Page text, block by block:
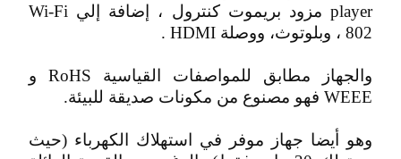
player مزود بريموت كنترول ، إضافة إلي Wi-Fi
802 ، وبلوتوث، ووصلة HDMI .
والجهاز مطابق للمواصفات القياسية RoHS و
WEEE فهو مصنوع من مكونات صديقة للبيئة.
وهو أيضا جهاز موفر في استهلاك الكهرباء (حيث